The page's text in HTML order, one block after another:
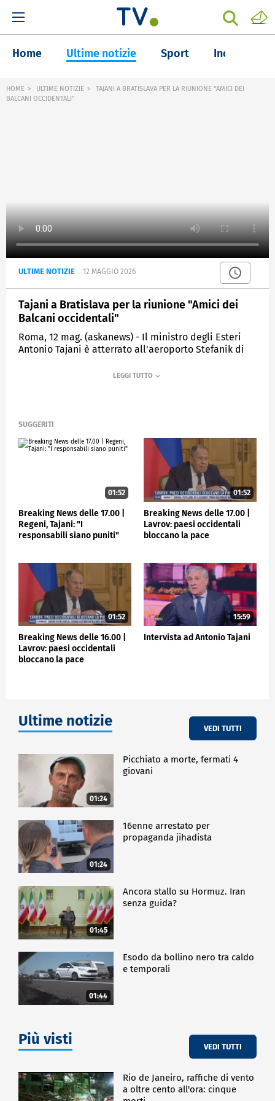
Home Ultime notizie Sport Inchieste
HOME ULTIME NOTIZIE
TAJANI A BRATISLAVA PER LA RIUNIONE "AMICI DEI
BALCANI OCCIDENTALI"
ULTIME NOTIZIE 12 MAGGIO 2026
Tajani a Bratislava per la riunione "Amici dei
Balcani occidentali"
Roma, 12 mag. (askanews) - Il ministro degli Esteri
Antonio Tajani è atterrato all'aeroporto Stefanik di
riunione ministeriale del gruppo "Amici dei Balcani
diplomazia dei Paesi membri del gruppo Amici dei
Balcani occidentali (Italia, Slovacchia, Repubblica
Ceca, Grecia, Croazia, Austria e Slovenia) e i
rappresentanti dei Balcani occidentali (Albania,
Bosnia-Erzegovina, Montenegro, Kosovo, Macedonia
del Nord e Serbia), insieme alla Commissaria
europea per l'Allargamento Marta Kos.
Il ministro Tajani - si legge in una nota - intende
ribadire il costante impegno del Governo italiano a
il processo di adesione Ue dei sei Paesi in cima alle
priorità dell'agenda politica.
ESTERI
SUGGERITI
01:52
Breaking News delle 17.00 |
Regeni, Tajani: "I
responsabili siano puniti"
01:52
Breaking News delle 17.00 |
Lavrov: paesi occidentali
bloccano la pace
01:52
Breaking News delle 16.00 |
Lavrov: paesi occidentali
bloccano la pace
15:59
Intervista ad Antonio Tajani
Ultime notizie VEDI TUTTI
01:24
Picchiato a morte, fermati 4
giovani
01:24
16enne arrestato per
propaganda jihadista
01:45
Ancora stallo su Hormuz. Iran
senza guida?
01:44
Esodo da bollino nero tra caldo
e temporali
Più visti VEDI TUTTI
Rio de Janeiro, raffiche di vento
a oltre cento all'ora: cinque